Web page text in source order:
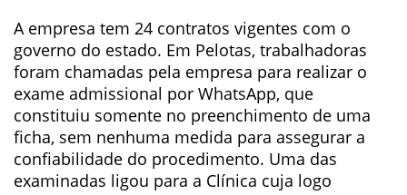
A empresa tem 24 contratos vigentes com o
governo do estado. Em Pelotas, trabalhadoras
foram chamadas pela empresa para realizar o
exame admissional por WhatsApp, que
constituiu somente no preenchimento de uma
ficha, sem nenhuma medida para assegurar a
confiabilidade do procedimento. Uma das
examinadas ligou para a Clínica cuja logo